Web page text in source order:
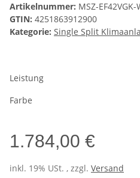
Artikelnummer: MSZ-
GTIN: 4251863912900
Kategorie: Single Split
Leistung
Farbe
1.784,00 €
inkl. 19% USt. , zzgl. Versand